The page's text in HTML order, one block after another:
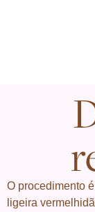
O procedimento
ligeira